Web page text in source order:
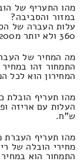
במזור והסביבה?
עלות העברה של
360 ולא יותר מ200 ₪.
מה המחיר של
המחירון הוא לכל הפחות 190
מהו תעריף הובלת
ש"ח.
מהו תעריף העברת
מחירי הובלה של
התמחור הוא במחיר